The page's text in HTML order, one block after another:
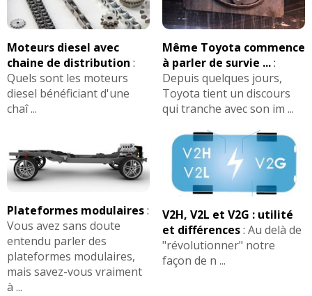
Moteurs diesel avec
chaine de distribution :
Quels sont les moteurs
diesel bénéficiant d'une
chaî ...
Même Toyota commence
à parler de survie ...:
Depuis quelques jours,
Toyota tient un discours
qui tranche avec son im ...
Plateformes modulaires:
Vous avez sans doute
entendu parler des
plateformes modulaires,
mais savez-vous vraiment
à ...
V2H, V2L et V2G : utilité
et différences: Au delà de
"révolutionner" notre
façon de n ...